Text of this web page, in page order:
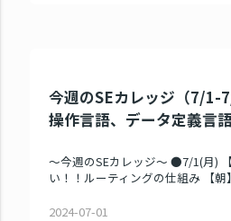
今週のSEカレッジ（7/1-
操作言語、データ定義言語
～今週のSEカレッジ～ ●7/1(月)
い！！ルーティングの仕組み 【朝
2024-07-01